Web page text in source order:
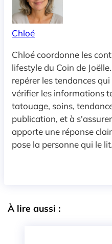
Chloé
Chloé coordonne les
lifestyle du Coin de
repérer les tendances
vérifier les informations
tatouage, soins,
publication, et à
apporte une réponse
pose la personne qui le lit.
À lire aussi :